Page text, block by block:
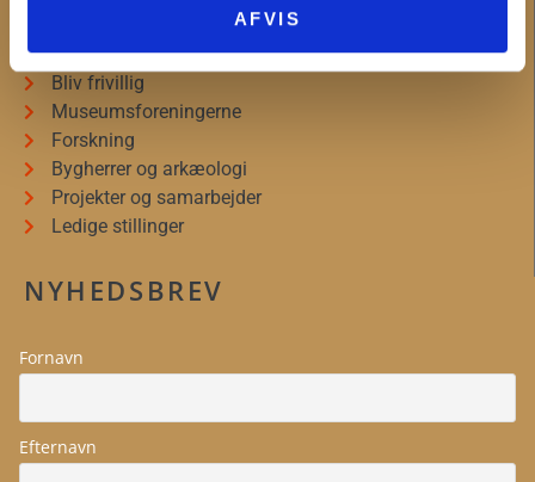
AFVIS
Organisationsinformation
Presseservice
Bliv frivillig
Museumsforeningerne
Forskning
Bygherrer og arkæologi
Projekter og samarbejder
Ledige stillinger
NYHEDSBREV
Fornavn
Efternavn